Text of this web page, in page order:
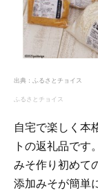
出典： ふるさとチョイス
ふるさとチョイス
自宅で楽しく本
トの返礼品です。
みそ作り初めて
添加みそが簡単